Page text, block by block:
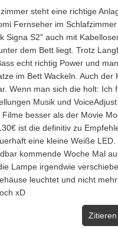
steht eine richtige
Fernseher im
Signa S2" auch mit
dem Bett liegt. Trotz
echt richtig Power und
im Bett Wackeln. Auch der
Wenn man sich die holt: Ich
Musik und VoiceAdjust
Filme besser als der Movie
ist die definitiv zu
eine kleine Weiße
kommende Woche Mal
Lampe irgendwie
leuchtet und nicht
xD
Zitieren